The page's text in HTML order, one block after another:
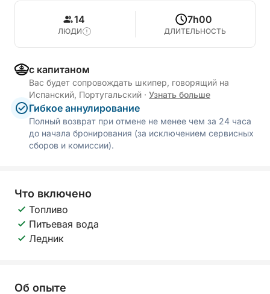
14
ЛЮДИ
7h00
ДЛИТЕЛЬНОСТЬ
с капитаном
Вас будет сопровождать шкипер, говорящий на
Испанский, Португальский · Узнать больше
Гибкое аннулирование
Полный возврат при отмене не менее чем за 24 часа
до начала бронирования (за исключением сервисных
сборов и комиссии).
Что включено
Топливо
Питьевая вода
Ледник
Об опыте